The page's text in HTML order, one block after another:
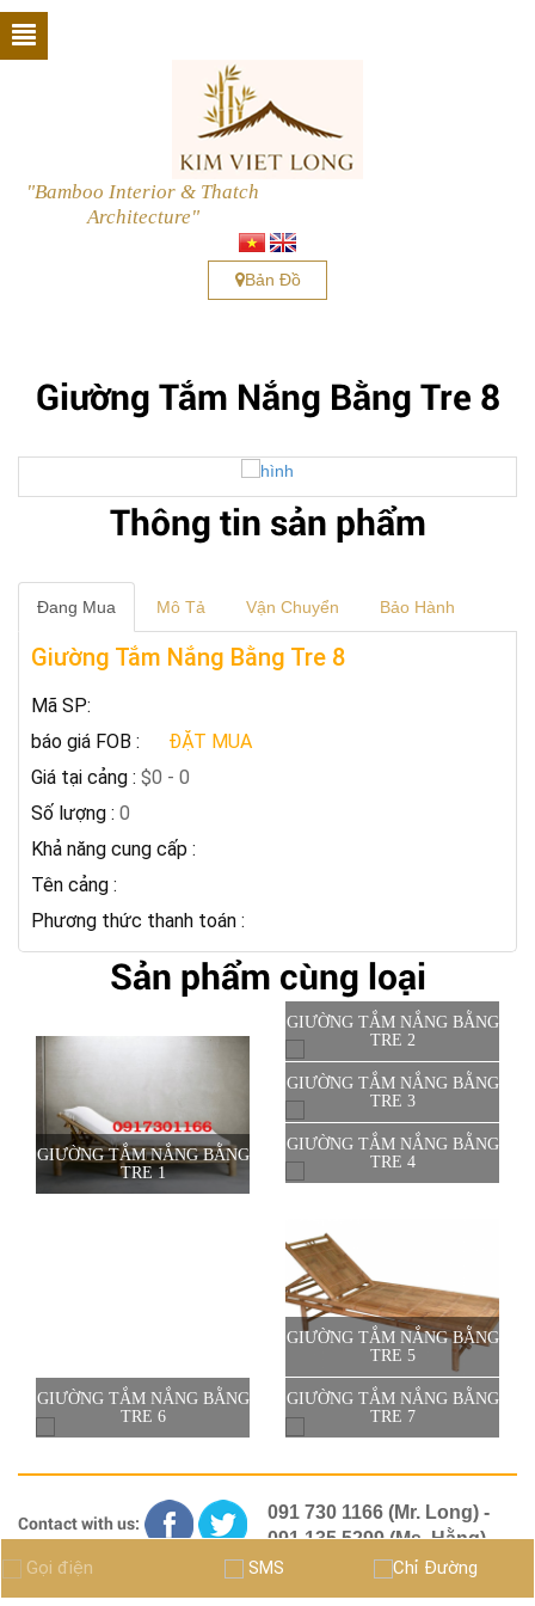
"Bamboo Interior & Thatch
Architecture"
Bản Đồ
Giường Tắm Nắng Bằng Tre 8
Thông tin sản phẩm
Đang Mua Mô Tả Vận Chuyển Bảo Hành
Giường Tắm Nắng Bằng Tre 8
Mã SP:
báo giá FOB :
ĐẶT MUA
Giá tại cảng : $0 - 0
Số lượng : 0
Khả năng cung cấp :
Tên cảng :
Phương thức thanh toán :
Sản phẩm cùng loại
GIƯỜNG TẮM NẮNG BẰNG
TRE 1
GIƯỜNG TẮM NẮNG BẰNG
TRE 2
GIƯỜNG TẮM NẮNG BẰNG
TRE 3
GIƯỜNG TẮM NẮNG BẰNG
TRE 4
GIƯỜNG TẮM NẮNG BẰNG
TRE 5
GIƯỜNG TẮM NẮNG BẰNG
TRE 6
GIƯỜNG TẮM NẮNG BẰNG
TRE 7
Contact with us:
091 730 1166 (Mr. Long) -
091 135 5299 (Ms. Hằng)
cotranhlopnha@gmail.com
Gọi điện SMS Chỉ Đường